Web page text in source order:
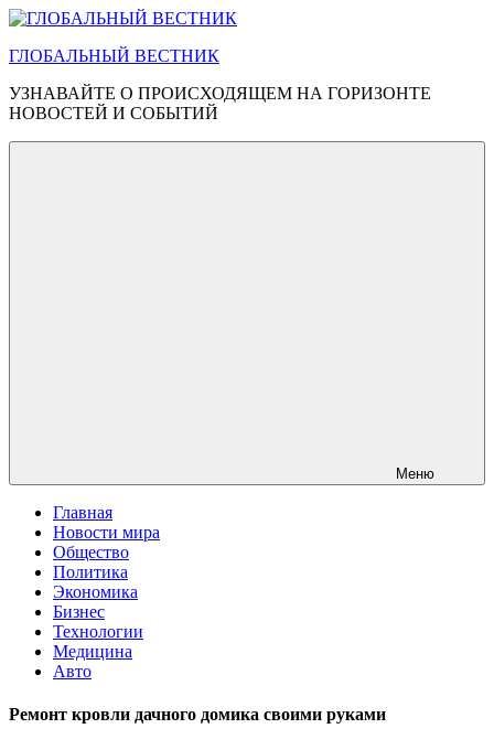
Перейти
содержимому
ГЛОБАЛЬНЫЙ ВЕСТНИК
УЗНАВАЙТЕ О ПРОИСХОДЯЩЕМ НА ГОРИЗОНТЕ
НОВОСТЕЙ И СОБЫТИЙ
Меню
Главная
Новости мира
Общество
Политика
Экономика
Бизнес
Технологии
Медицина
Авто
Ремонт кровли дачного домика своими руками